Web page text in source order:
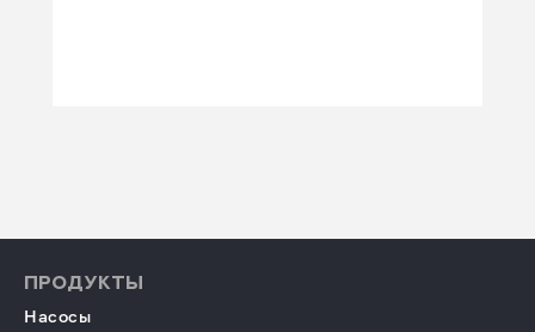
ПРОДУКТЫ
Насосы